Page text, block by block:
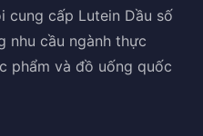
cấp Lutein Dầu số
nhu cầu ngành thực
phẩm và đồ uống quốc